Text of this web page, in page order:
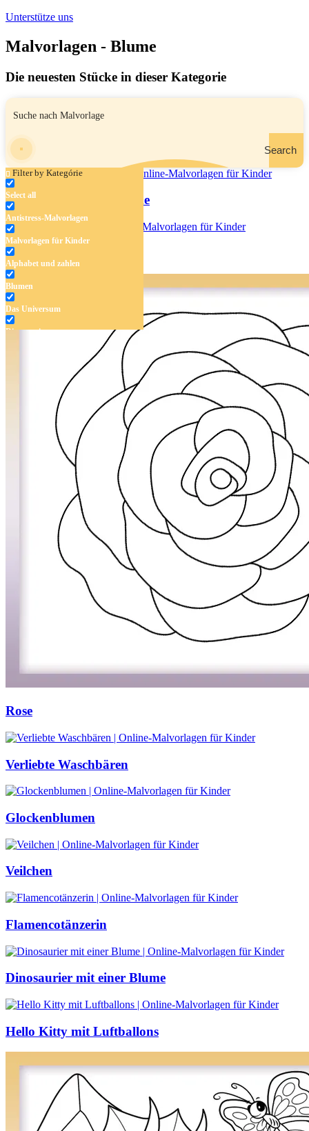
Unterstütze uns
Malvorlagen - Blume
Die neuesten Stücke in dieser Kategorie
Search
Filter by Kategórie
Select all
Antistress-Malvorlagen
Malvorlagen für Kinder
Alphabet und zahlen
Blumen
Das Universum
Dinosaurier
Frühling und Ostern
Halloween und Herbst
Haus und Wohnen
Märchen und Feen
Musik und Musikinstrumente
Sommer und Feiertage
Winter und Weihnachten
Unkategorisiert
Schmetterling und Blume
Igel und eine Biene
Rose
Verliebte Waschbären
Glockenblumen
Veilchen
Flamencotänzerin
Dinosaurier mit einer Blume
Hello Kitty mit Luftballons